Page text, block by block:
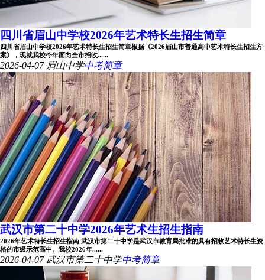
四川省眉山中学校2026年艺术特长生招生简章
四川省眉山中学校2026年艺术特长生招生简章根据《2026眉山市普通高中艺术特长生招生方
案》，现就我校今年面向全市招收......
2026-04-07 眉山中学中考简章
武汉市第二十中学2026年艺术生招生指南
2026年艺术特长生招生指南 武汉市第二十中学是武汉市教育局批准的具有招收艺术特长生资
格的市级示范高中。我校2026年......
2026-04-07 武汉市第二十中学中考简章